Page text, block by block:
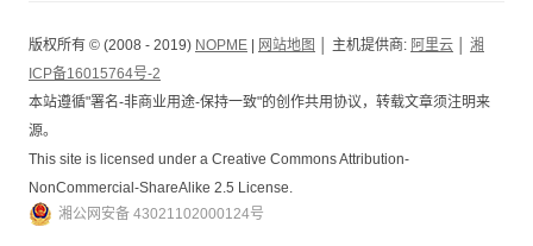
版权所有 © (2008 - 2019) NOPME 网站地图 │ 主机提供商: 阿里云
湘
ICP备16015764号-2
本站遵循"署名-非商业用途-保持一致"的创作共用协议，转载文章须注明来
源。
This site is licensed under a Creative Commons Attribution-
NonCommercial-ShareAlike 2.5 License.
湘公网安备 43021102000124号